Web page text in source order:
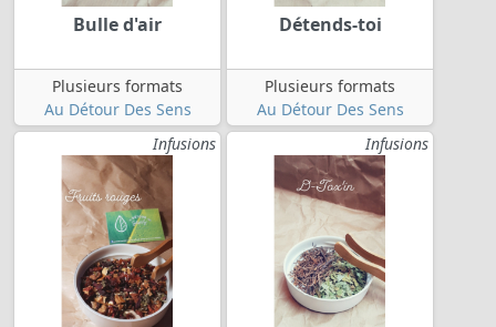
Bulle d'air
Plusieurs formats
Au Détour Des Sens
Détends-toi
Plusieurs formats
Au Détour Des Sens
Infusions
Infusions